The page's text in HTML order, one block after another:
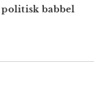
politisk babbel